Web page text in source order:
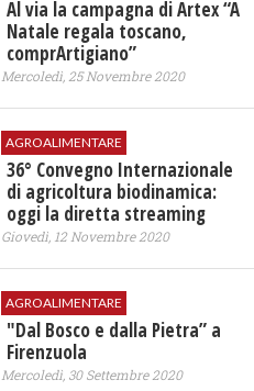
Al via la campagna di Artex “A
Natale regala toscano,
comprArtigiano”
Mercoledì, 25 Novembre 2020
AGROALIMENTARE
36° Convegno Internazionale
di agricoltura biodinamica:
oggi la diretta streaming
Giovedì, 12 Novembre 2020
AGROALIMENTARE
"Dal Bosco e dalla Pietra” a
Firenzuola
Mercoledì, 30 Settembre 2020